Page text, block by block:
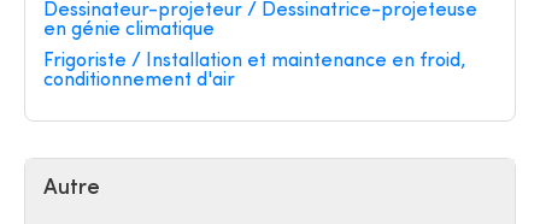
Dessinateur-projeteur / Dessinatrice-projeteuse
en génie climatique
Frigoriste / Installation et maintenance en froid,
conditionnement d'air
Autre